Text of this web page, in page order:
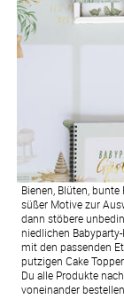
Bienen, Blüten,
süßer Motive zur
dann stöbere
niedlichen
mit den passenden
putzigen Cake
Du alle Produkte
voneinander bestellen.